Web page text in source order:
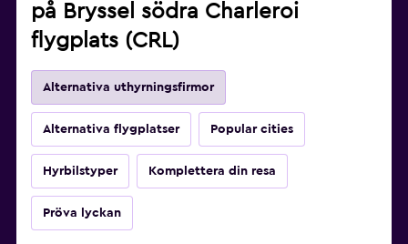
på Bryssel södra Charleroi
flygplats (CRL)
Alternativa uthyrningsfirmor
Alternativa flygplatser Popular cities
Hyrbilstyper Komplettera din resa
Pröva lyckan